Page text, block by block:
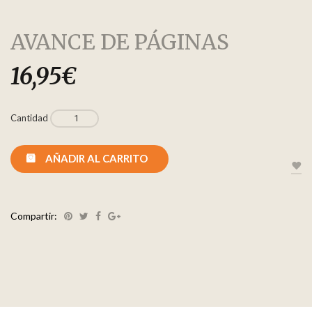
AVANCE DE PÁGINAS
16,95€
Cantidad
AÑADIR AL CARRITO
Compartir: